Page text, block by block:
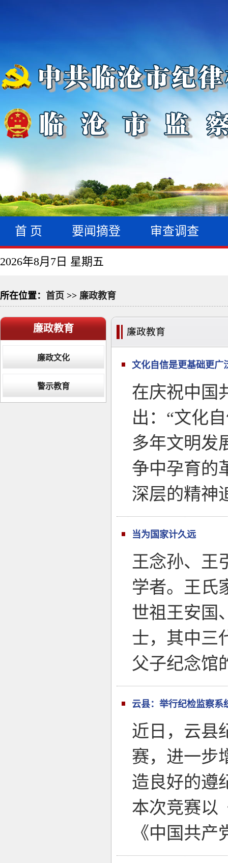
首 页 要闻摘登 审查调查
2026年8月7日 星期五
所在位置： 首页 >> 廉政教育
廉政教育
廉政文化
警示教育
廉政教育
文化自信是更基础更广
在庆祝中国
出：“文化
多年文明发
争中孕育的
深层的精神
当为国家计久远
王念孙、王
学者。王氏
世祖王安国
士，其中
父子纪念馆
云县：举行纪检监察系
近日，云县
赛，进一步
造良好的遵
本次竞赛以
《中国共